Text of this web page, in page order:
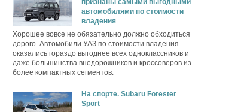
признаны самыми выгодными
автомобилями по стоимости
владения
Хорошее вовсе не обязательно должно обходиться
дорого. Автомобили УАЗ по стоимости владения
оказались гораздо выгоднее всех одноклассников и
даже большинства внедорожников и кроссоверов из
более компактных сегментов.
На спорте. Subaru Forester
Sport